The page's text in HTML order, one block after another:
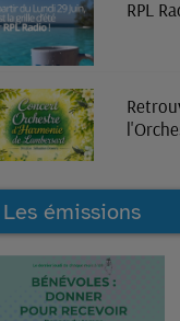
RPL
Les émissions